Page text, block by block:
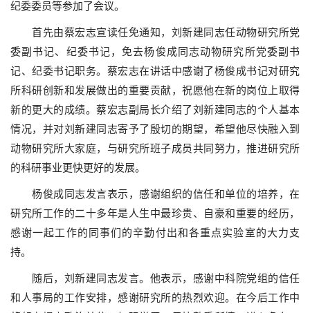
纪委委员等参加了会议。
首先由蔡宏志宣读任免通知，刘新建同志任动物研究所党
委副书记、纪委书记，免去杨俊成同志动物研究所党委副书
记、纪委书记职务。蔡宏志在讲话中感谢了杨俊成书记对研究
所科研创新和发展做出的重要贡献，祝愿他在新的岗位上取得
新的更大的成绩。蔡宏志副局长介绍了刘新建同志的个人基本
情况，并对刘新建同志寄予了殷切的期望，希望他尽快融入到
动物研究所大家庭，与研究所班子成员共同努力，推进研究所
的科研事业更快更好的发展。
杨俊成同志发言表示，感谢组织的信任和单位的培养，在
研究所工作的二十多年是人生中最珍贵、自豪和重要的经历，
感谢一起工作的同事们的辛勤付出和各重点实验室的大力支
持。
随后，刘新建同志发言。他表示，感谢中科院党组的信任
和人事局的工作安排，感谢研究所的热烈欢迎。在今后工作中